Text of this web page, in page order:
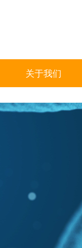
关于我们